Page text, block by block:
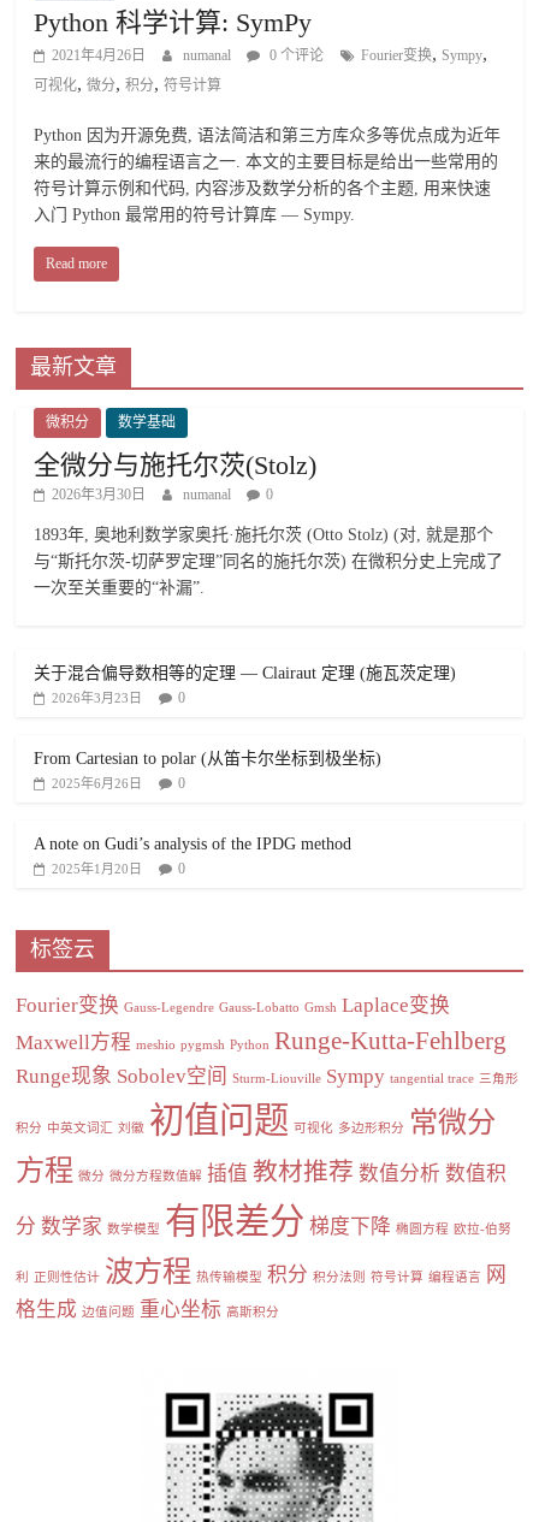
Python 科学计算: SymPy
2021年4月26日 numanal 0 个评论 Fourier变换, Sympy,
可视化,微分,积分,符号计算
Python 因为开源免费, 语法简洁和第三方库众多等优点成为近年
来的最流行的编程语言之一. 本文的主要目标是给出一些常用的
符号计算示例和代码, 内容涉及数学分析的各个主题, 用来快速
入门 Python 最常用的符号计算库 — Sympy.
Read more
最新文章
微积分 数学基础
全微分与施托尔茨(Stolz)
2026年3月30日 numanal 0
1893年, 奥地利数学家奥托·施托尔茨 (Otto Stolz) (对, 就是那个
与“斯托尔茨-切萨罗定理”同名的施托尔茨) 在微积分史上完成了
一次至关重要的“补漏”.
关于混合偏导数相等的定理 — Clairaut 定理 (施瓦茨定理)
2026年3月23日 0
From Cartesian to polar (从笛卡尔坐标到极坐标)
2025年6月26日 0
A note on Gudi’s analysis of the IPDG method
2025年1月20日 0
标签云
Fourier变换 Gauss-Legendre Gauss-Lobatto Gmsh Laplace变换
Maxwell方程 meshio pygmsh Python Runge-Kutta-Fehlberg
Runge现象 Sobolev空间 Sturm-Liouville Sympy tangential trace 三角形
积分 中英文词汇 刘徽 初值问题 可视化 多边形积分
常微分
方程 微分 微分方程数值解 插值 教材推荐 数值分析 数值积
分 数学家 数学模型 有限差分 梯度下降 椭圆方程 欧拉-伯努
利 正则性估计 波方程 热传输模型 积分 积分法则 符号计算 编程语言
网
格生成 边值问题 重心坐标 高斯积分